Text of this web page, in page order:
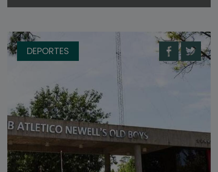
DEPORTES